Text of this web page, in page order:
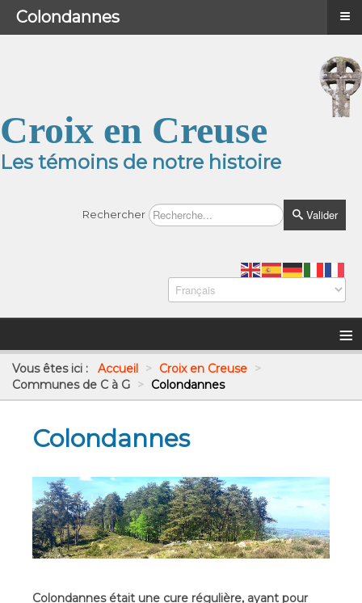
Croix en Creuse
Les témoins de notre histoire
Rechercher Valider
≡
Vous êtes ici : Accueil > Croix en Creuse >
Communes de C à G > Colondannes
Colondannes
Colondannes était une cure régulière, ayant pour
Menu ≡
Colondannes ≡